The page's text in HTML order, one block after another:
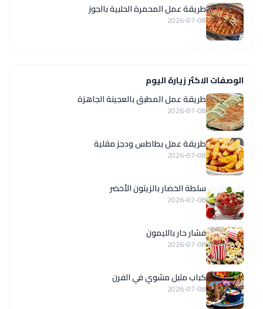
طريقة عمل المحمرة الحلبية بالجوز
2026-07-08
الوصفات الاكثر زيارة اليوم
طريقة عمل المطبق بالعجينة الجاهزة
2026-07-08
طريقة عمل بطاطس ودجز مقلية
2026-07-08
سلطة الخضار بالزيتون الأخضر
2026-07-08
فشار حار بالليمون
2026-07-08
كباب متبل مشوي في الفرن
2026-07-08